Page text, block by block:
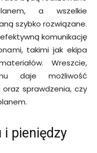
a wszelkie
szybko rozwiązane.
komunikację
takimi jak ekipa
Wreszcie,
daje możliwość
sprawdzenia, czy
i pieniędzy